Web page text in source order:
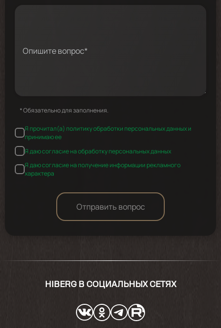
Опишите вопрос*
* Обязательно для заполнения.
Я прочитал(а) политику обработки персональных данных и
принимаю ее
Я даю согласие на обработку персональных данных
Я даю согласие на получение информации рекламного
характера
Отправить вопрос
HIBERG В СОЦИАЛЬНЫХ СЕТЯХ